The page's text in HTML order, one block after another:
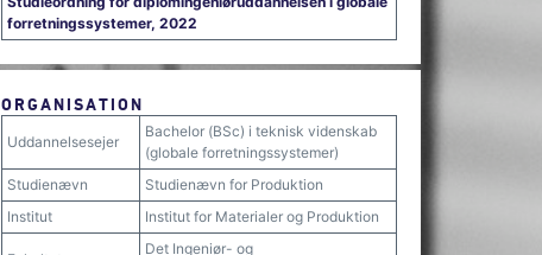
forretningssystemer, 2022
ORGANISATION
Uddannelsesejer
Bachelor (BSc) i teknisk videnskab
(globale forretningssystemer)
Studienævn
Studienævn for Produktion
Institut
Institut for Materialer og Produktion
Det Ingeniør- og